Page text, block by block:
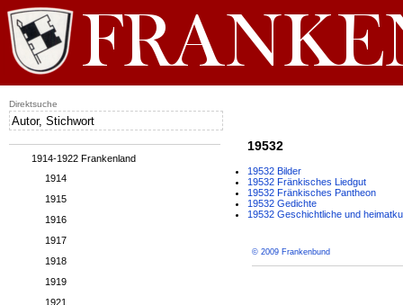
19532
19532 Bilder
19532 Fränkisches Liedgut
19532 Fränkisches Pantheon
19532 Gedichte
19532 Geschichtliche und
© 2009 Frankenbund
1914-1922 Frankenland
1914
1915
1916
1917
1918
1919
1921
Direktsuche